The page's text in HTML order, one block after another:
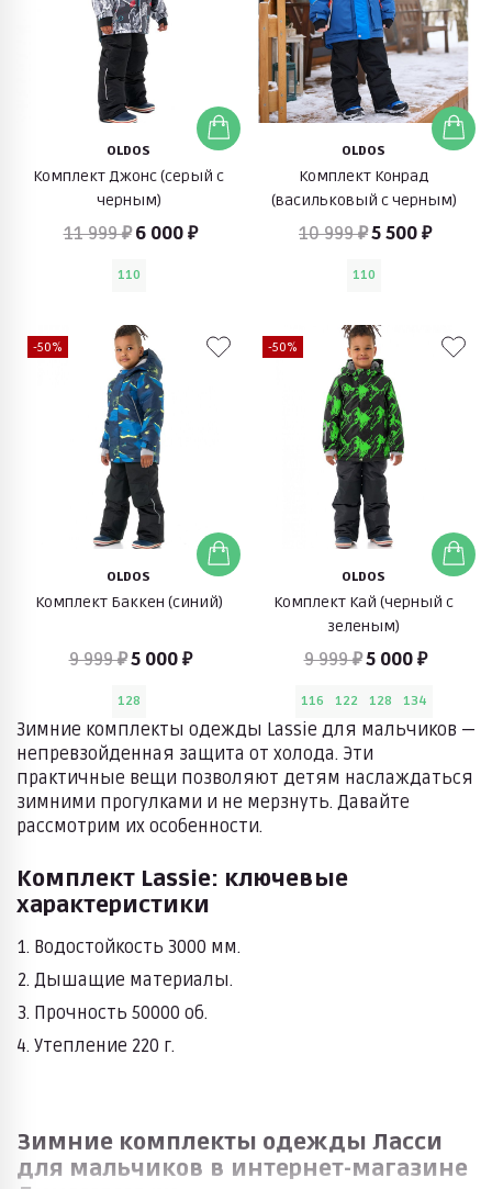
OLDOS
Комплект Джонс (серый с
черным)
11 999 ₽ 6 000 ₽
110
OLDOS
Комплект Конрад
(васильковый с черным)
10 999 ₽5 500 ₽
110
-50%
OLDOS
Комплект Баккен (синий)
9 999 ₽5 000 ₽
128
-50%
OLDOS
Комплект Кай (черный с
зеленым)
9 999 ₽5 000 ₽
116 122 128 134
Зимние комплекты одежды Lassie для мальчиков —
непревзойденная защита от холода. Эти
практичные вещи позволяют детям наслаждаться
зимними прогулками и не мерзнуть. Давайте
рассмотрим их особенности.
Комплект Lassie: ключевые
характеристики
Водостойкость 3000 мм.
Дышащие материалы.
Прочность 50000 об.
Утепление 220 г.
Зимние комплекты одежды Ласси
для мальчиков в интернет-магазине